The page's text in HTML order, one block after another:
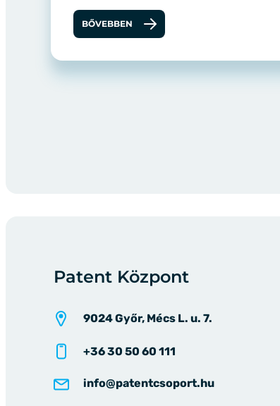
BŐVEBBEN
Patent Központ
9024 Győr, Mécs L. u. 7.
+36 30 50 60 111
info@patentcsoport.hu